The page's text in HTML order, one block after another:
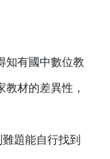
有國中數位教
材的差異性，
題能自行找到